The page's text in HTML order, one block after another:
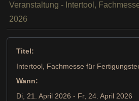
Veranstaltung - Intertool,
2026
Titel:
Intertool, Fachmesse für
Wann:
Di, 21. April 2026 - Fr, 24. April 2026